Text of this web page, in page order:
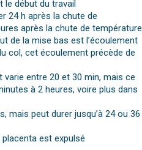
le début du travail
24 h après la chute de
après la chute de température
de la mise bas est l’écoulement
col, cet écoulement précède de
varie entre 20 et 30 min, mais ce
à 2 heures, voire plus dans
mais peut durer jusqu’à 24 ou 36
est expulsé